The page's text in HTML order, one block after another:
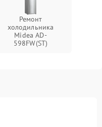
Ремонт
холодильника
Midea AD-
598FW(ST)